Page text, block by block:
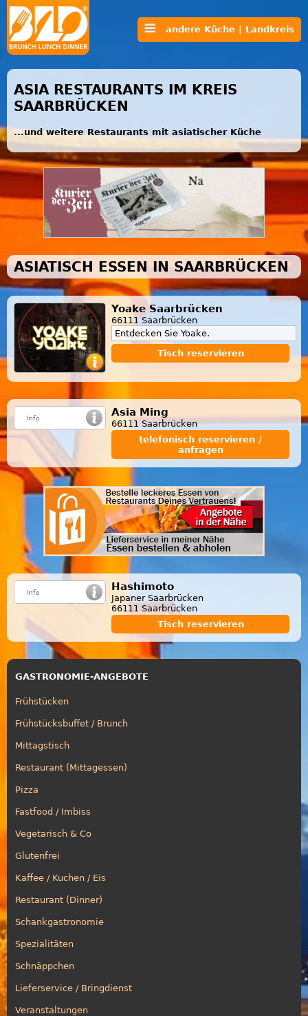
andere Küche | Landkreis
ASIA RESTAURANTS IM KREIS
SAARBRÜCKEN
...und weitere Restaurants mit asiatischer Küche
ASIATISCH ESSEN IN SAARBRÜCKEN
Yoake Saarbrücken
66111 Saarbrücken
Entdecken Sie Yoake.
Tisch reservieren
Asia Ming
66111 Saarbrücken
telefonisch reservieren /
anfragen
Hashimoto
Japaner Saarbrücken
66111 Saarbrücken
Tisch reservieren
GASTRONOMIE-ANGEBOTE
Frühstücken
Frühstücksbuffet / Brunch
Mittagstisch
Restaurant (Mittagessen)
Pizza
Fastfood / Imbiss
Vegetarisch & Co
Glutenfrei
Kaffee / Kuchen / Eis
Restaurant (Dinner)
Schankgastronomie
Spezialitäten
Schnäppchen
Lieferservice / Bringdienst
Veranstaltungen